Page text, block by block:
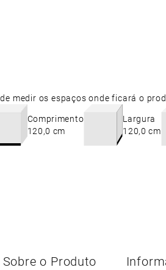
medir os espaços onde ficará o
Comprimento
120,0 cm
Largura
120,0 cm
Sobre o Produto